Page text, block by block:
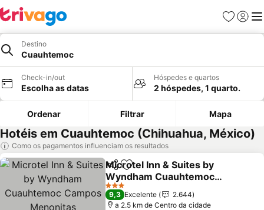
Favoritos
Iniciar
Destino
Cuauhtemoc
Check-in/out
Escolha as datas
Hóspedes e quartos
2 hóspedes, 1 quarto.
Ordenar Filtrar Mapa
Hotéis em Cuauhtemoc (Chihuahua, México)
Como os pagamentos influenciam os resultados
PartilharAdicionar aos favoritos
Microtel Inn & Suites by
Wyndham Cuauhtemoc
Campos Menonitas
Ver preços
3 Estrelas
9,3 Excelente
2.644
a 2.5 km de Centro da cidade